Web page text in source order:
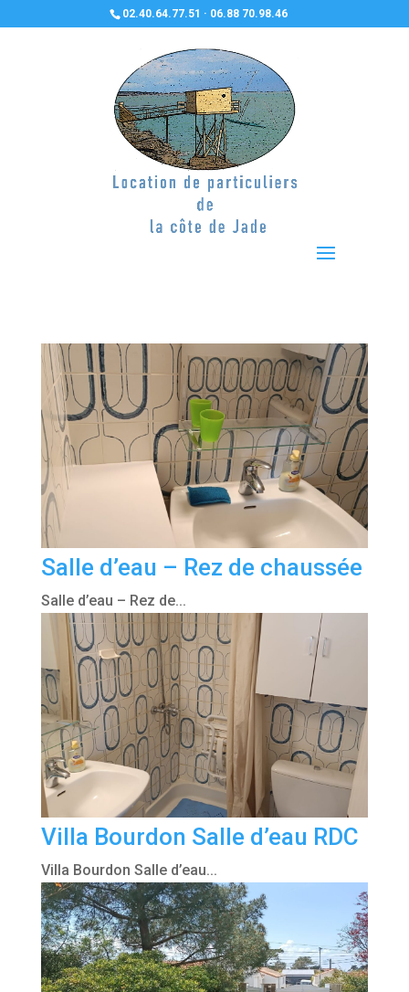
02.40.64.77.51 · 06.88 70.98.46
Salle d’eau – Rez de chaussée
Salle d’eau – Rez de...
Villa Bourdon Salle d’eau RDC
Villa Bourdon Salle d’eau...